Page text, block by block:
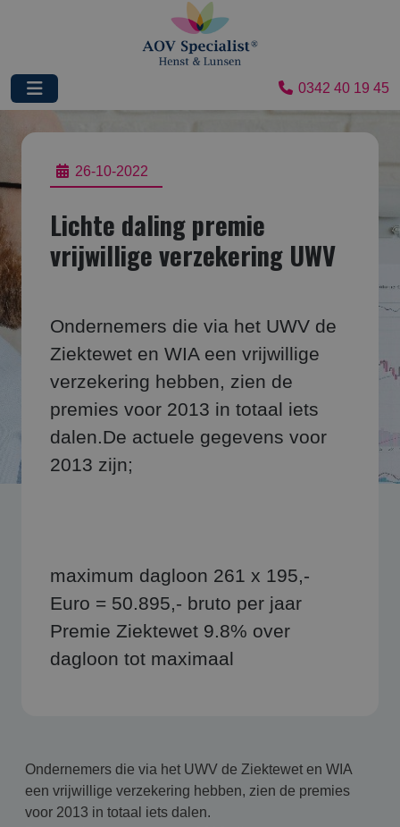
0342 40 19 45
26-10-2022
Lichte daling premie
vrijwillige verzekering UWV
Ondernemers die via het UWV de
Ziektewet en WIA een vrijwillige
verzekering hebben, zien de
premies voor 2013 in totaal iets
dalen.De actuele gegevens voor
2013 zijn;
maximum dagloon 261 x 195,-
Euro = 50.895,- bruto per jaar
Premie Ziektewet 9.8% over
dagloon tot maximaal
Ondernemers die via het UWV de Ziektewet en WIA
een vrijwillige verzekering hebben, zien de premies
voor 2013 in totaal iets dalen.